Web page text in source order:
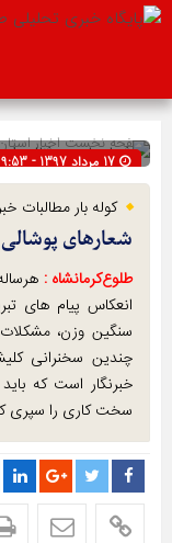
صفحه نخستاخبار
17 مرداد 1397 - 9:53
شناسه : 8392
کوله بار مطالبات
شعارهای
طلوع‌‌کرمانشاه :
انعکاس پیام های
سنگین وزن، مشکلات
چندین سخنرانی
خبرنگار است که
سخت کاری را سپری